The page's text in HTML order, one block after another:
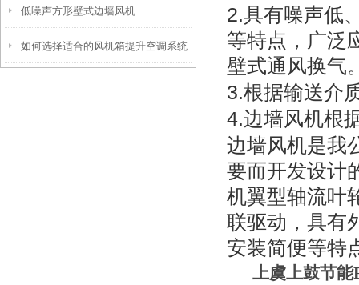
的使用寿命
低噪声方形壁式边墙风机
如何选择适合的风机箱提升空调系统
2.具有噪声低
等特点，广泛
壁式通风换气
3.根据输送介
4.边墙风机根
边墙风机是我
要而开发设计
机翼型轴流叶
联驱动，具有
安装简便等特
上虞上鼓节能